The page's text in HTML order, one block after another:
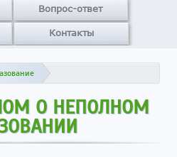
Вопрос-ответ
Контакты
О НЕПОЛНОМ